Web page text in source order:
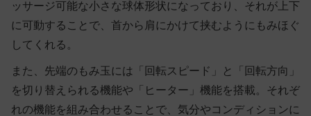
ッサージ可能な小さな球体形状になっており、それが上下
に可動することで、首から肩にかけて挟むようにもみほぐ
してくれる。
また、先端のもみ玉には「回転スピード」と「回転方向」
を切り替えられる機能や「ヒーター」機能を搭載。それぞ
れの機能を組み合わせることで、気分やコンディションに